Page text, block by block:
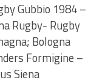
Gubbio 1984 –
Rugby- Rugby
Bologna
Formigine –
Siena